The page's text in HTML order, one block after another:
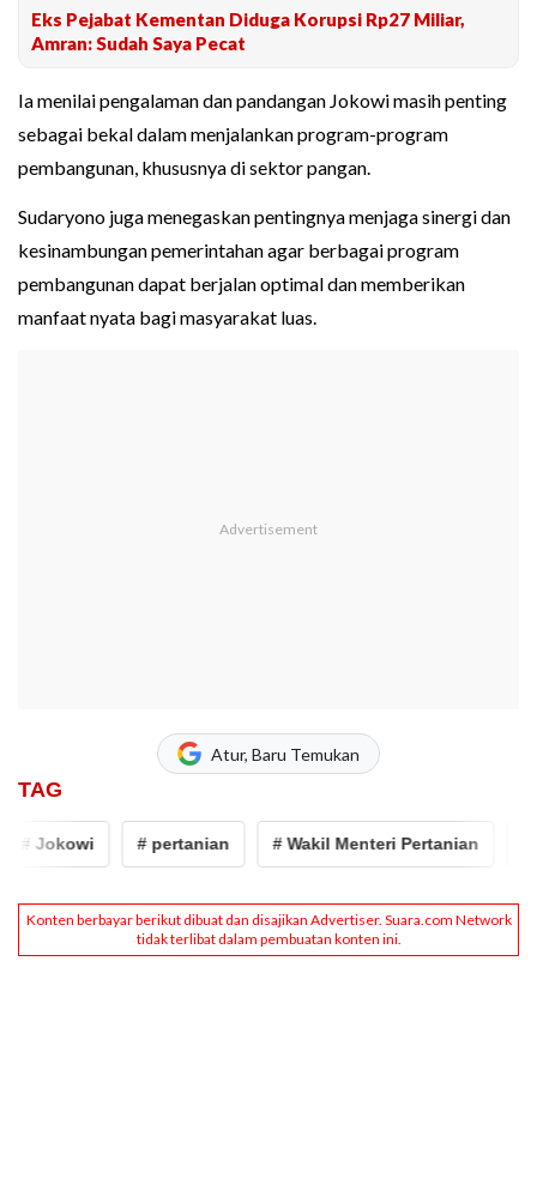
Eks Pejabat Kementan Diduga Korupsi Rp27 Miliar,
Amran: Sudah Saya Pecat
Ia menilai pengalaman dan pandangan Jokowi masih penting
sebagai bekal dalam menjalankan program-program
pembangunan, khususnya di sektor pangan.
Sudaryono juga menegaskan pentingnya menjaga sinergi dan
kesinambungan pemerintahan agar berbagai program
pembangunan dapat berjalan optimal dan memberikan
manfaat nyata bagi masyarakat luas.
Atur, Baru Temukan
TAG
# Jokowi # pertanian # Wakil Menteri Pertanian